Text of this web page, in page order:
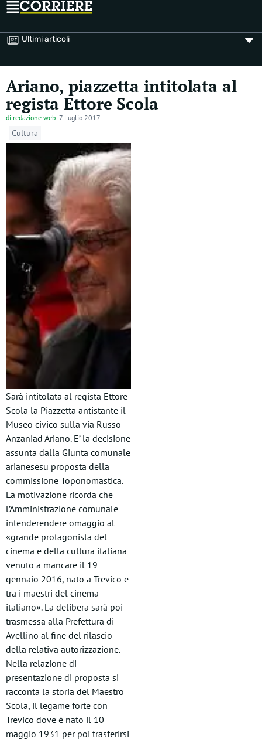
Ultimi articoli
Ariano, piazzetta intitolata al
regista Ettore Scola
di redazione web-7 Luglio 2017
Cultura
Sarà intitolata al regista Ettore
Scola la Piazzetta antistante il
Museo civico sulla via Russo-
Anzaniad Ariano. E’ la decisione
assunta dalla Giunta comunale
arianesesu proposta della
commissione Toponomastica.
La motivazione ricorda che
l’Amministrazione comunale
intenderendere omaggio al
«grande protagonista del
cinema e della cultura italiana
venuto a mancare il 19
gennaio 2016, nato a Trevico e
tra i maestri del cinema
italiano». La delibera sarà poi
trasmessa alla Prefettura di
Avellino al fine del rilascio
della relativa autorizzazione.
Nella relazione di
presentazione di proposta si
racconta la storia del Maestro
Scola, il legame forte con
Trevico dove è nato il 10
maggio 1931 per poi trasferirsi